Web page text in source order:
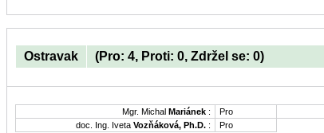
Ostravak (Pro: 4, Proti: 0, Zdržel se: 0)
Mgr. Michal Mariánek : Pro
doc. Ing. Iveta Vozňáková, Ph.D. : Pro